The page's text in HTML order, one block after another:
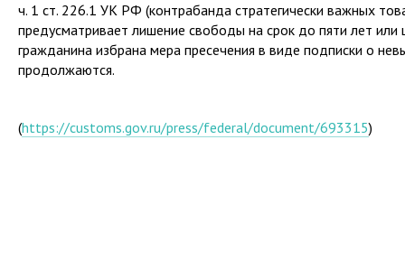
ч. 1 ст. 226.1 УК РФ (контрабанда стратегически важных
предусматривает лишение свободы на срок до пяти лет
гражданина избрана мера пресечения в виде подписки о
продолжаются.
(https://customs.gov.ru/press/federal/document/693315)